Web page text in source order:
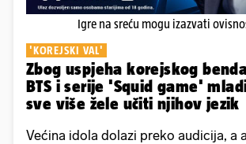
Igre na sreću mogu izazvati
'KOREJSKI VAL'
Zbog uspjeha korejskog
BTS i serije 'Squid game'
sve više žele učiti njihov jezik
Većina idola dolazi preko audicija, a